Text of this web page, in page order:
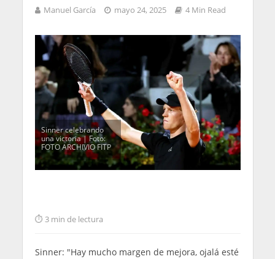
Manuel García mayo 24, 2025 4 Min Read
Sinner celebrando
una victoria | Foto:
FOTO ARCHIVIO FITP
3 min de lectura
Sinner: "Hay mucho margen de mejora, ojalá esté